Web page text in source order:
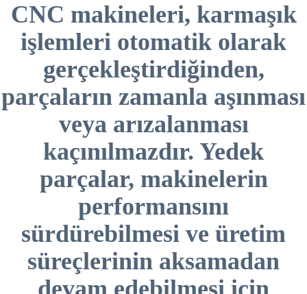
CNC makineleri, karmaşık
işlemleri otomatik olarak
gerçekleştirdiğinden,
parçaların zamanla aşınması
veya arızalanması
kaçınılmazdır. Yedek
parçalar, makinelerin
performansını
sürdürebilmesi ve üretim
süreçlerinin aksamadan